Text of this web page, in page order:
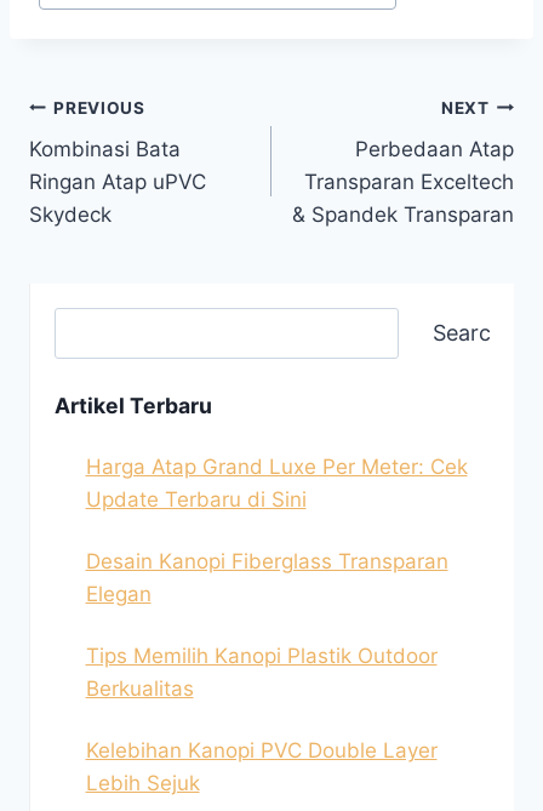
PREVIOUS
Kombinasi Bata
Ringan Atap uPVC
Skydeck
NEXT
Perbedaan Atap
Transparan Exceltech
& Spandek Transparan
Search
Artikel Terbaru
Harga Atap Grand Luxe Per Meter: Cek
Update Terbaru di Sini
Desain Kanopi Fiberglass Transparan
Elegan
Tips Memilih Kanopi Plastik Outdoor
Berkualitas
Kelebihan Kanopi PVC Double Layer
Lebih Sejuk